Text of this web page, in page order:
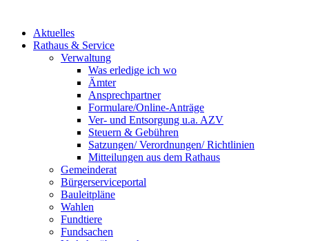
Aktuelles
Rathaus & Service
Verwaltung
Was erledige ich wo
Ämter
Ansprechpartner
Formulare/Online-Anträge
Ver- und Entsorgung u.a. AZV
Steuern & Gebühren
Satzungen/ Verordnungen/ Richtlinien
Mitteilungen aus dem Rathaus
Gemeinderat
Bürgerserviceportal
Bauleitpläne
Wahlen
Fundtiere
Fundsachen